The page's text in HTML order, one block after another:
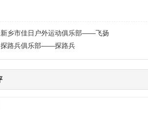
新乡市佳日户外运动俱乐部——飞扬
探路兵俱乐部——探路兵